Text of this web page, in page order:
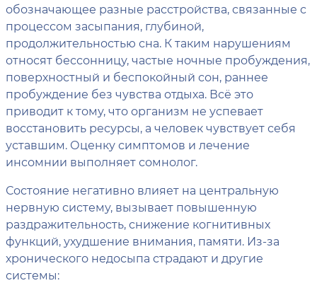
обозначающее разные расстройства, связанные с
процессом засыпания, глубиной,
продолжительностью сна. К таким нарушениям
относят бессонницу, частые ночные пробуждения,
поверхностный и беспокойный сон, раннее
пробуждение без чувства отдыха. Всё это
приводит к тому, что организм не успевает
восстановить ресурсы, а человек чувствует себя
уставшим. Оценку симптомов и лечение
инсомнии выполняет сомнолог.
Состояние негативно влияет на центральную
нервную систему, вызывает повышенную
раздражительность, снижение когнитивных
функций, ухудшение внимания, памяти. Из-за
хронического недосыпа страдают и другие
системы: